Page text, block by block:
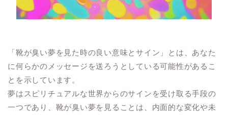
「靴が臭い夢を見た時の良い意味とサイン」とは、あなた
に何らかのメッセージを送ろうとしている可能性があるこ
とを示しています。
夢はスピリチュアルな世界からのサインを受け取る手段の
一つであり、靴が臭い夢を見ることは、内面的な変化や未